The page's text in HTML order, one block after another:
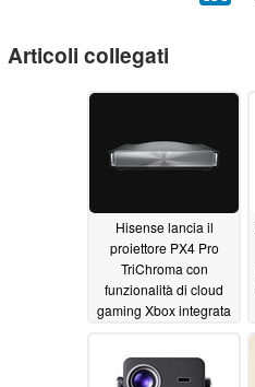
Articoli collegati
Hisense lancia il
proiettore PX4 Pro
TriChroma con
funzionalità di cloud
gaming Xbox integrata